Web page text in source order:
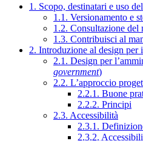
1. Scopo, destinatari e uso
1.1. Versionamento e
1.2. Consultazione del
1.3. Contribuisci al
2. Introduzione al design
2.1. Design per
government)
2.2. L’approccio
2.2.1. Buone
2.2.2. Principi
2.3. Accessibilità
2.3.1.
2.3.2.